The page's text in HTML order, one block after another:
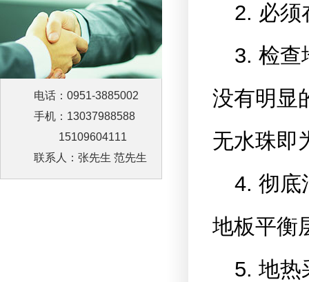
电话：0951-3885002
手机：13037988588
15109604111
联系人：张先生 范先生
2. 必须
3. 检查
没有明显
无水珠即
4. 彻底
地板平衡
5. 地热